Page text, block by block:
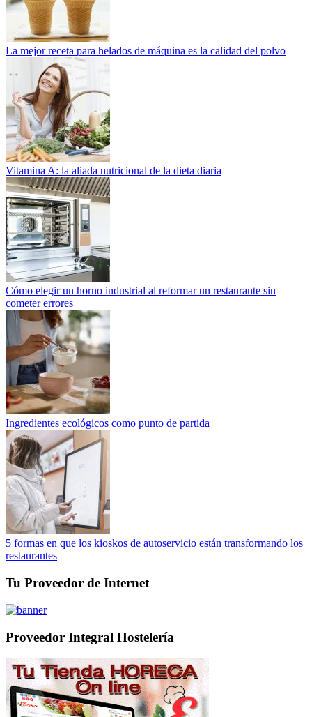
La mejor receta para helados de máquina es la calidad del polvo
Vitamina A: la aliada nutricional de la dieta diaria
Cómo elegir un horno industrial al reformar un restaurante sin
cometer errores
Ingredientes ecológicos como punto de partida
5 formas en que los kioskos de autoservicio están transformando los
restaurantes
Tu Proveedor de Internet
Proveedor Integral Hostelería